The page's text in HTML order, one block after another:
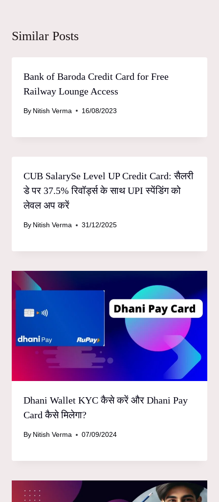
Similar Posts
Bank of Baroda Credit Card for Free
Railway Lounge Access
By Nitish Verma 16/08/2023
CUB SalarySe Level UP Credit Card: सैलरी
डे पर 37.5% रिवॉर्ड्स के साथ UPI स्पेंडिंग को
लेवल अप करें
By Nitish Verma 31/12/2025
Dhani Wallet KYC कैसे करें और Dhani Pay
Card कैसे मिलेगा?
By Nitish Verma 07/09/2024